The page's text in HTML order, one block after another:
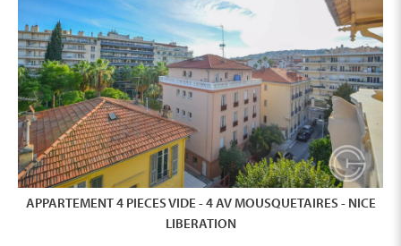
APPARTEMENT 4 PIECES VIDE - 4 AV MOUSQUETAIRES - NICE
LIBERATION